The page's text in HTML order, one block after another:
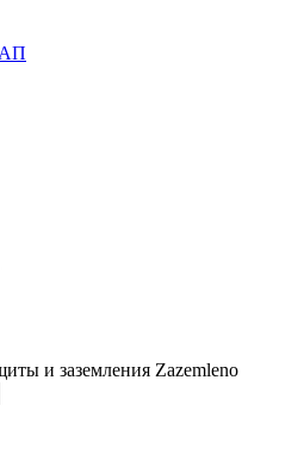
и заземления Zazemleno